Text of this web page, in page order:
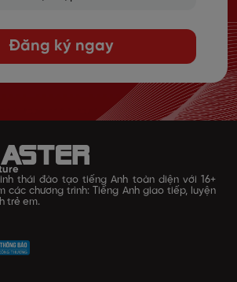
Đăng ký ngay
thái đào tạo tiếng Anh toàn diện với 16+
các chương trình: Tiếng Anh giao tiếp, luyện
trẻ em.